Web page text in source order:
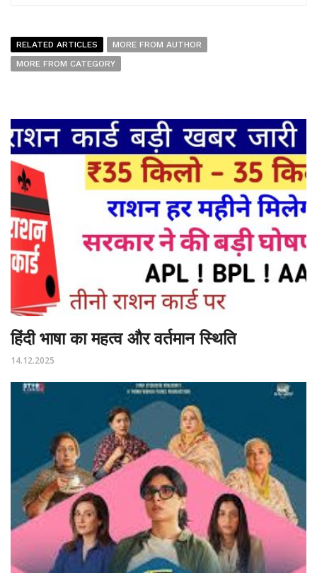
RELATED ARTICLES
MORE FROM AUTHOR
MORE FROM CATEGORY
हिंदी भाषा का महत्व और वर्तमान स्थिति
14.12.2025